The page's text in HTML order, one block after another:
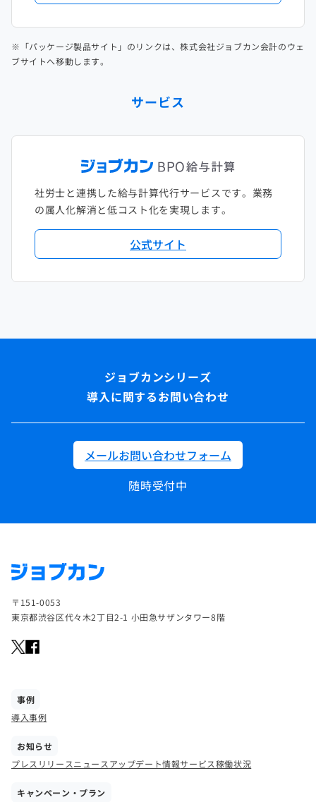
※「パッケージ製品サイト」のリンクは、株式会社ジョブカン会計のウェ
ブサイトへ移動します。
サービス
社労士と連携した給与計算代行サービスです。業務
の属人化解消と低コスト化を実現します。
公式サイト
導入に関するお問い合わせ
メールお問い合わせフォーム
随時受付中
〒151-0053
東京都渋谷区代々木2丁目2-1 小田急サザンタワー8階
事例
導入事例
お知らせ
プレスリリースニュース アップデート情報サービス稼働状況
キャンペーン・プラン